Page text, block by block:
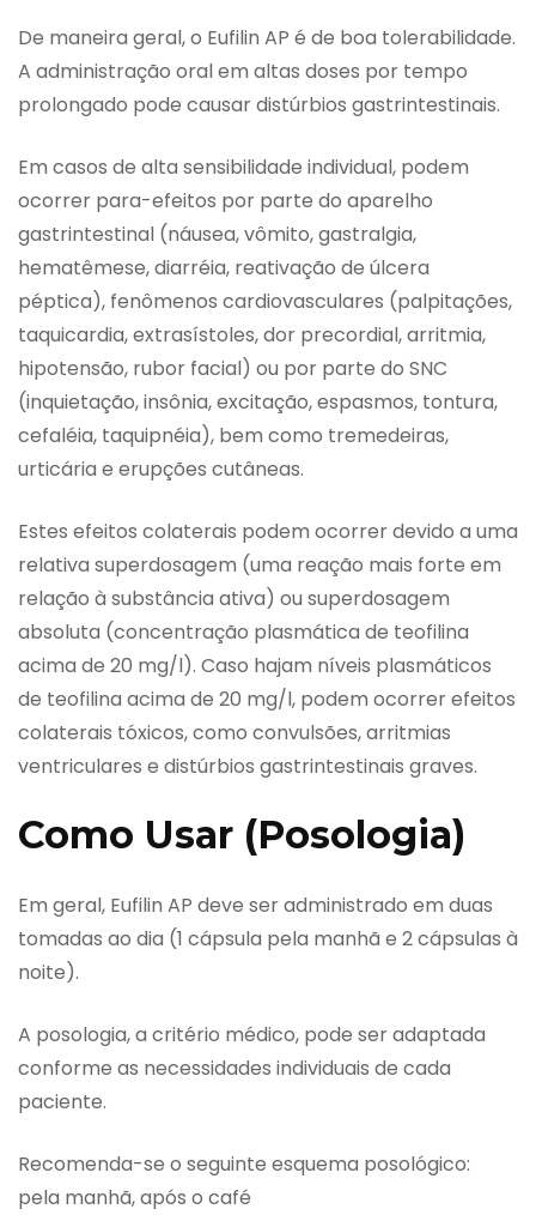
De maneira geral, o Eufilin AP é de boa tolerabilidade.
A administração oral em altas doses por tempo
prolongado pode causar distúrbios gastrintestinais.
Em casos de alta sensibilidade individual, podem
ocorrer para-efeitos por parte do aparelho
gastrintestinal (náusea, vômito, gastralgia,
hematêmese, diarréia, reativação de úlcera
péptica), fenômenos cardiovasculares (palpitações,
taquicardia, extrasístoles, dor precordial, arritmia,
hipotensão, rubor facial) ou por parte do SNC
(inquietação, insônia, excitação, espasmos, tontura,
cefaléia, taquipnéia), bem como tremedeiras,
urticária e erupções cutâneas.
Estes efeitos colaterais podem ocorrer devido a uma
relativa superdosagem (uma reação mais forte em
relação à substância ativa) ou superdosagem
absoluta (concentração plasmática de teofilina
acima de 20 mg/l). Caso hajam níveis plasmáticos
de teofilina acima de 20 mg/l, podem ocorrer efeitos
colaterais tóxicos, como convulsões, arritmias
ventriculares e distúrbios gastrintestinais graves.
Como Usar (Posologia)
Em geral, Eufilin AP deve ser administrado em duas
tomadas ao dia (1 cápsula pela manhã e 2 cápsulas à
noite).
A posologia, a critério médico, pode ser adaptada
conforme as necessidades individuais de cada
paciente.
Recomenda-se o seguinte esquema posológico:
pela manhã, após o café